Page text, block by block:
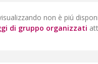
non è piú
di gruppo organizzati